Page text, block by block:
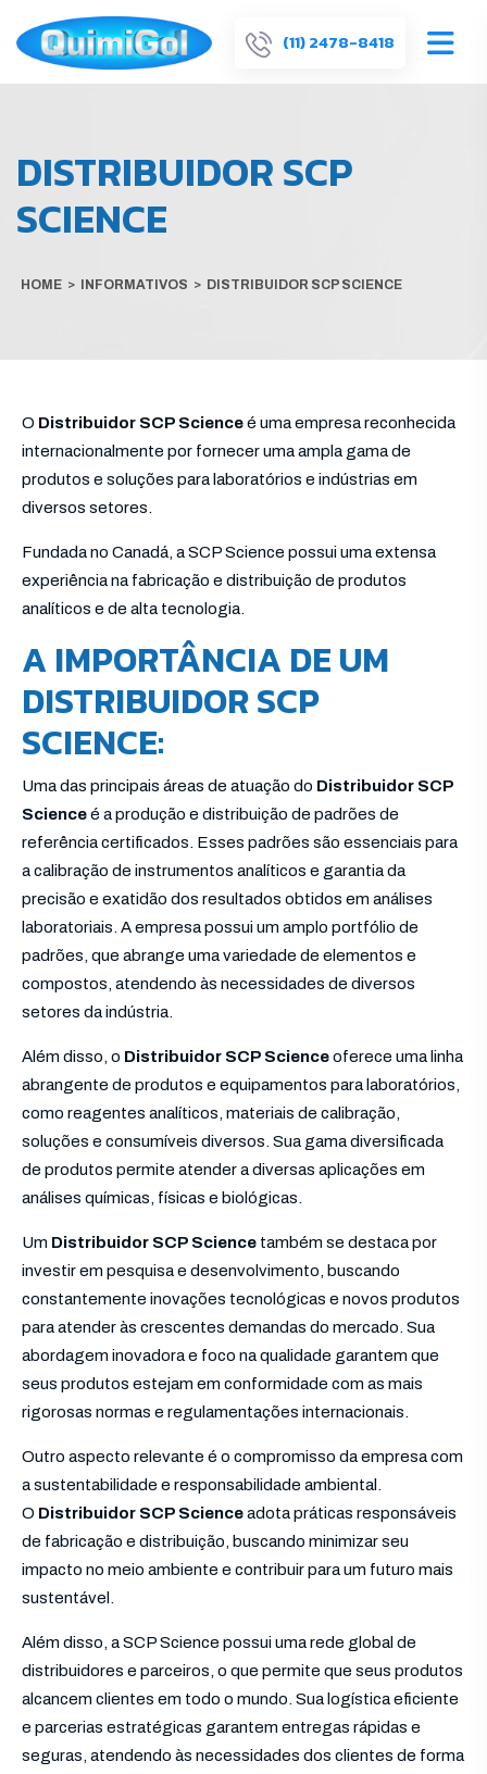
(11) 2478-8418
DISTRIBUIDOR SCP
SCIENCE
HOME > INFORMATIVOS > DISTRIBUIDOR SCP SCIENCE
O Distribuidor SCP Scienceé uma empresa reconhecida
internacionalmente por fornecer uma ampla gama de
produtos e soluções para laboratórios e indústrias em
diversos setores.
Fundada no Canadá, a SCP Science possui uma extensa
experiência na fabricação e distribuição de produtos
analíticos e de alta tecnologia.
A IMPORTÂNCIA DE UM
DISTRIBUIDOR SCP
SCIENCE:
Uma das principais áreas de atuação do Distribuidor SCP
Scienceé a produção e distribuição de padrões de
referência certificados. Esses padrões são essenciais para
a calibração de instrumentos analíticos e garantia da
precisão e exatidão dos resultados obtidos em análises
laboratoriais. A empresa possui um amplo portfólio de
padrões, que abrange uma variedade de elementos e
compostos, atendendo às necessidades de diversos
setores da indústria.
Além disso, o Distribuidor SCP Scienceoferece uma linha
abrangente de produtos e equipamentos para laboratórios,
como reagentes analíticos, materiais de calibração,
soluções e consumíveis diversos. Sua gama diversificada
de produtos permite atender a diversas aplicações em
análises químicas, físicas e biológicas.
Um Distribuidor SCP Science também se destaca por
investir em pesquisa e desenvolvimento, buscando
constantemente inovações tecnológicas e novos produtos
para atender às crescentes demandas do mercado. Sua
abordagem inovadora e foco na qualidade garantem que
seus produtos estejam em conformidade com as mais
rigorosas normas e regulamentações internacionais.
Outro aspecto relevante é o compromisso da empresa com
a sustentabilidade e responsabilidade ambiental.
O Distribuidor SCP Scienceadota práticas responsáveis
de fabricação e distribuição, buscando minimizar seu
impacto no meio ambiente e contribuir para um futuro mais
sustentável.
Além disso, a SCP Science possui uma rede global de
distribuidores e parceiros, o que permite que seus produtos
alcancem clientes em todo o mundo. Sua logística eficiente
e parcerias estratégicas garantem entregas rápidas e
seguras, atendendo às necessidades dos clientes de forma